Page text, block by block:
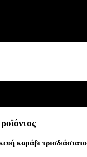
καράβι τρισδιάστατο